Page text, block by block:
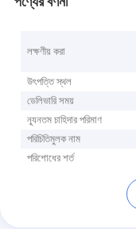
লক্ষণীয় করা
উৎপত্তি স্থল
ডেলিভারি সময়
ন্যূনতম চাহিদার পরিমাণ
পরিচিতিমুলক নাম
পরিশোধের শর্ত